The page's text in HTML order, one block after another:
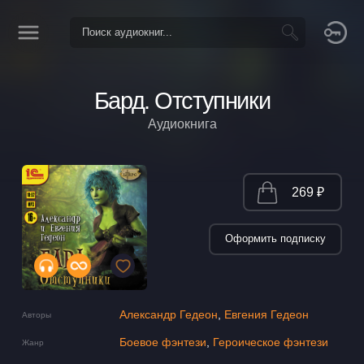
Бард. Отступники
Аудиокнига
Авторы Александр Гедеон Евгения Гедеон
Жанр Боевое фэнтези Героическое фэнтези
269 ₽
Оформить подписку